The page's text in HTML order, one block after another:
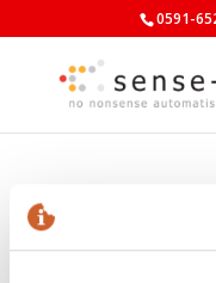
0591-
orbis logo